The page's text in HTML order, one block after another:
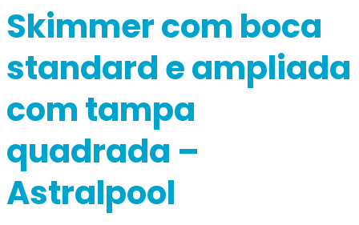
Skimmer com boca
standard e ampliada
com tampa
quadrada –
Astralpool